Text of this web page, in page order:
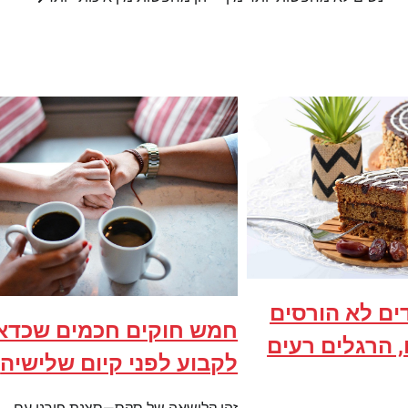
לא הורסים
הרגלים רעים
חמש חוקים חכמים
לקבוע לפני קיום שלישיה